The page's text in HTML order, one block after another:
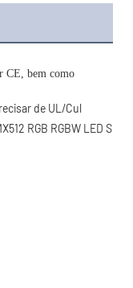
CE, bem como
de UL/Cul